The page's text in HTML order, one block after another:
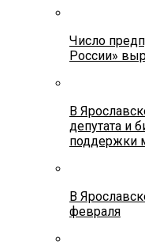
Число
России»
В
депутата и
поддержки
В
февраля